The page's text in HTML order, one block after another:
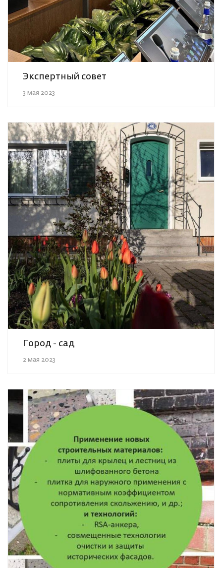
Экспертный совет
3 мая 2023
Город - сад
2 мая 2023